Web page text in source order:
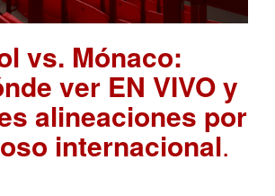
vs. Mónaco:
ver EN VIVO y
alineaciones por
internacional.